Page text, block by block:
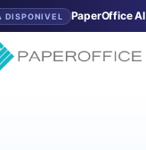
DISPONIVEL PaperOffice AI